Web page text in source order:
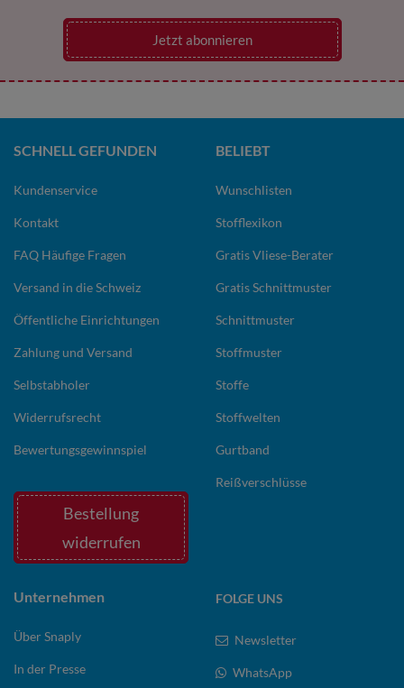
Jetzt abonnieren
SCHNELL GEFUNDEN
Kundenservice
Kontakt
FAQ Häufige Fragen
Versand in die Schweiz
Öffentliche Einrichtungen
Zahlung und Versand
Selbstabholer
Widerrufsrecht
Bewertungsgewinnspiel
Bestellung
widerrufen
BELIEBT
Wunschlisten
Stofflexikon
Gratis Vliese-Berater
Gratis Schnittmuster
Schnittmuster
Stoffmuster
Stoffe
Stoffwelten
Gurtband
Reißverschlüsse
Unternehmen
Über Snaply
In der Presse
FOLGE UNS
Newsletter
WhatsApp